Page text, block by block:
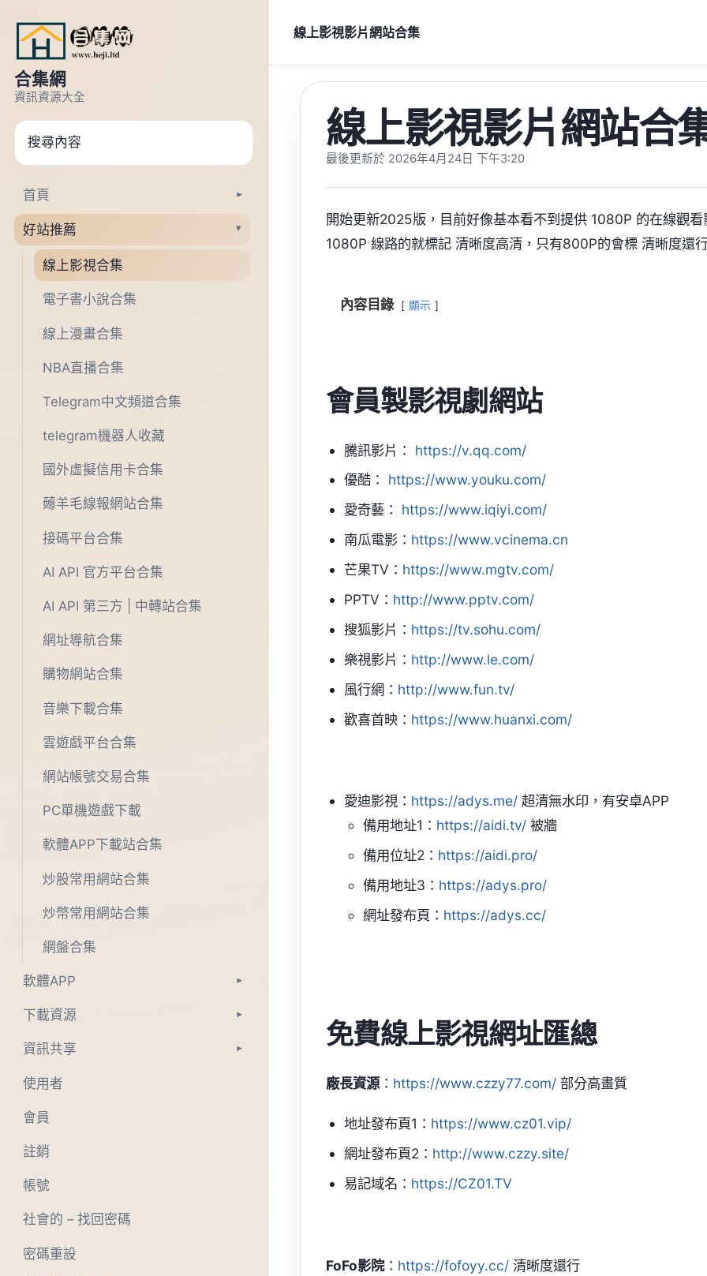
合集網
資訊資源大全
搜尋
首頁 ▾
好站推薦 ▾
線上影視合集
電子書小說合集
線上漫畫合集
NBA直播合集
Telegram中文頻道合集
telegram機器人收藏
國外虛擬信用卡合集
薅羊毛線報網站合集
接碼平台合集
AI API 官方平台合集
AI API 第三方 | 中轉站合集
網址導航合集
購物網站合集
音樂下載合集
雲遊戲平台合集
網站帳號交易合集
PC單機遊戲下載
軟體APP下載站合集
炒股常用網站合集
炒幣常用網站合集
網盤合集
軟體APP ▾
下載資源 ▾
資訊共享 ▾
使用者
會員
註銷
帳號
社會的 – 找回密碼
密碼重設
線上影視影片網站合集
線上影視影片網站合
最後更新於 2026年4月24日 下午3:20
開始更新2025版，目前好像基本看不到提供 1080P 的在線觀
1080P 線路的就標記 清晰度高清，只有800P的會標 清晰度還
內容目錄 顯示
會員製影視劇網站
騰訊影片： https://v.qq.com/
優酷： https://www.youku.com/
愛奇藝： https://www.iqiyi.com/
南瓜電影： https://www.vcinema.cn
芒果TV： https://www.mgtv.com/
PPTV： http://www.pptv.com/
搜狐影片： https://tv.sohu.com/
樂視影片： http://www.le.com/
風行網： http://www.fun.tv/
歡喜首映： https://www.huanxi.com/
愛迪影視： https://adys.me/ 超清無水印，有安卓APP
備用地址1： https://aidi.tv/被牆
備用位址2： https://aidi.pro/
備用地址3： https://adys.pro/
網址發布頁： https://adys.cc/
免費線上影視網址匯總
廠長資源： https://www.czzy77.com/ 部分高畫質
地址發布頁1： https://www.cz01.vip/
網址發布頁2： http://www.czzy.site/
易記域名： https://CZ01.TV
FoFo影院： https://fofoyy.cc/ 清晰度還行